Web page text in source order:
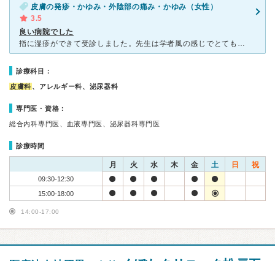
皮膚の発疹・かゆみ・外陰部の痛み・かゆみ（女性）
3.5
良い病院でした
指に湿疹ができて受診しました。先生は学者風の感じでとても親切でしたしわかりやすかったです。薬の副作用なのかかゆみがでたときも的確に治して頂きとても助かりました。看護師さんも優しく親切でした。予約制にな
診療科目：
皮膚科 、アレルギー科、泌尿器科
専門医・資格：
総合内科専門医、血液専門医、泌尿器科専門医
診療時間
月 火 水 木 金 土 日 祝
09:30-12:30
15:00-18:00
14:00-17:00